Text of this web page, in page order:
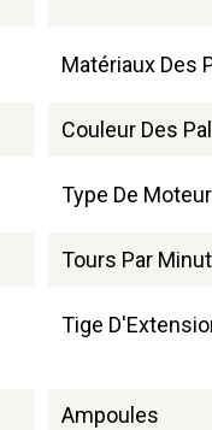
Matériaux Des
Couleur Des
Type De Moteur
Tours Par
Tige
Ampoules